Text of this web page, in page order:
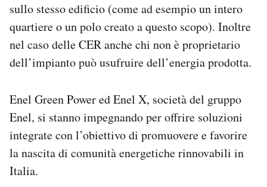
sullo stesso edificio (come ad esempio un intero
quartiere o un polo creato a questo scopo). Inoltre
nel caso delle CER anche chi non è proprietario
dell’impianto può usufruire dell’energia prodotta.
Enel Green Power ed Enel X, società del gruppo
Enel, si stanno impegnando per offrire soluzioni
integrate con l’obiettivo di promuovere e favorire
la nascita di comunità energetiche rinnovabili in
Italia.